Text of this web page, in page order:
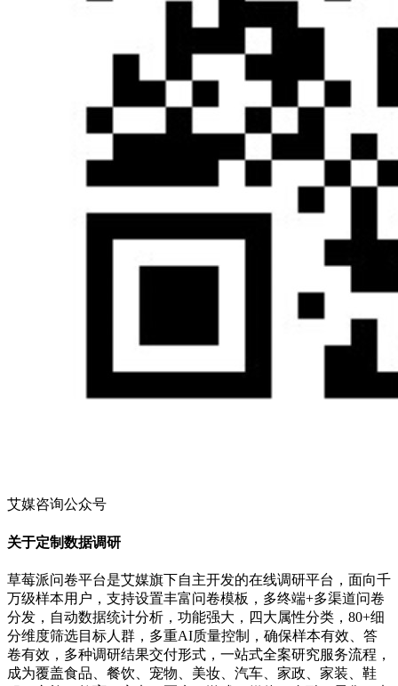
艾媒咨询公众号
关于定制数据调研
草莓派问卷平台是艾媒旗下自主开发的在线调研平台，面向千
万级样本用户，支持设置丰富问卷模板，多终端+多渠道问卷
分发，自动数据统计分析，功能强大，四大属性分类，80+细
分维度筛选目标人群，多重AI质量控制，确保样本有效、答
卷有效，多种调研结果交付形式，一站式全案研究服务流程，
成为覆盖食品、餐饮、宠物、美妆、汽车、家政、家装、鞋